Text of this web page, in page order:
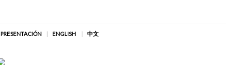
PRESENTACIÓN ENGLISH 中文